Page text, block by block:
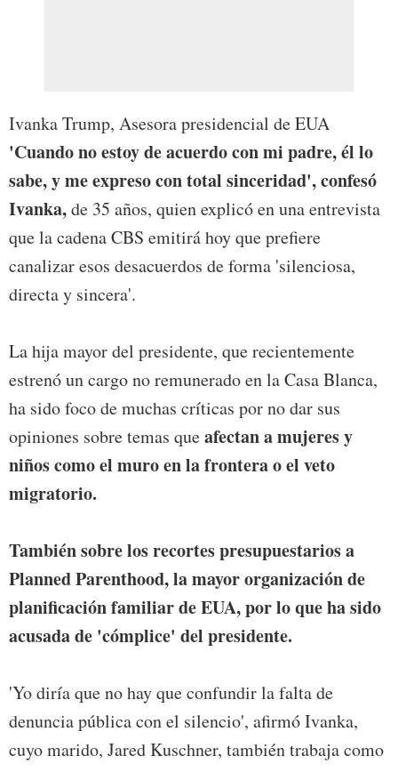
Ivanka Trump, Asesora presidencial de EUA
'Cuando no estoy de acuerdo con mi padre, él lo
sabe, y me expreso con total sinceridad', confesó
Ivanka,de 35 años, quien explicó en una entrevista
que la cadena CBS emitirá hoy que prefiere
canalizar esos desacuerdos de forma 'silenciosa,
directa y sincera'.
La hija mayor del presidente, que recientemente
estrenó un cargo no remunerado en la Casa Blanca,
ha sido foco de muchas críticas por no dar sus
opiniones sobre temas queafectan a mujeres y
niños como el muro en la frontera o el veto
migratorio.
También sobre los recortes presupuestarios a
Planned Parenthood, la mayor organización de
planificación familiar de EUA, por lo que ha sido
acusada de 'cómplice' del presidente.
'Yo diría que no hay que confundir la falta de
denuncia pública con el silencio', afirmó Ivanka,
cuyo marido, Jared Kuschner, también trabaja como